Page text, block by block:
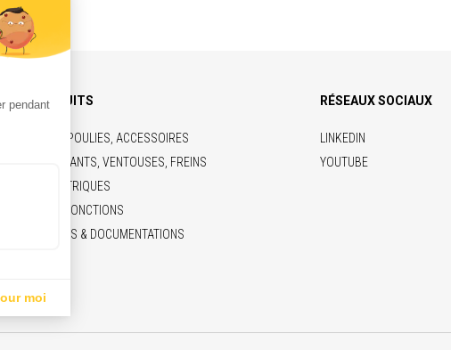
NOS PRODUITS
COURROIES, POULIES, ACCESSOIRES
ÉLECTRO-AIMANTS, VENTOUSES, FREINS
VÉRINS ÉLECTRIQUES
MARCHÉS & FONCTIONS
ENGAGEMENTS & DOCUMENTATIONS
RÉSEAUX SOCIAUX
LINKEDIN
YOUTUBE